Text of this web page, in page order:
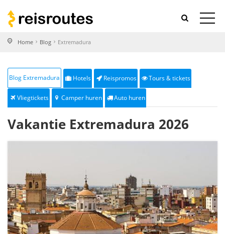
Home Blog Extremadura
Blog Extremadura Hotels Reispromos Tours & tickets
Vliegtickets Camper huren Auto huren
Vakantie Extremadura 2026